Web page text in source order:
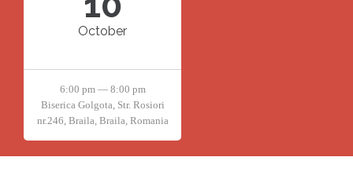
October
6:00 pm — 8:00 pm
Biserica Golgota, Str. Rosiori
nr.246, Braila, Braila, Romania